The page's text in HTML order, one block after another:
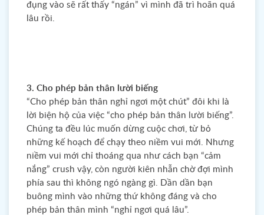
đụng vào sẽ rất thấy “ngán” vì mình đã trì hoãn quá
lâu rồi.
3. Cho phép bản thân lười biếng
“Cho phép bản thân nghỉ ngơi một chút” đôi khi là
lời biện hộ của việc “cho phép bản thân lười biếng”.
Chúng ta đều lúc muốn dừng cuộc chơi, từ bỏ
những kế hoạch để chạy theo niềm vui mới. Nhưng
niềm vui mới chỉ thoáng qua như cách bạn “cảm
nắng” crush vậy, còn người kiên nhẫn chờ đợi mình
phía sau thì không ngó ngàng gì. Dần dần bạn
buông mình vào những thứ không đáng và cho
phép bản thân mình “nghỉ ngơi quá lâu”.